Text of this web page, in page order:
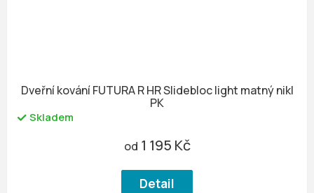
Dveřní kování FUTURA R HR Slidebloc light matný nikl
PK
Skladem
od 1 195 Kč
Detail